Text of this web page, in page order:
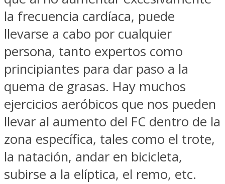
la frecuencia cardíaca, puede
llevarse a cabo por cualquier
persona, tanto expertos como
principiantes para dar paso a la
quema de grasas. Hay muchos
ejercicios aeróbicos que nos pueden
llevar al aumento del FC dentro de la
zona específica, tales como el trote,
la natación, andar en bicicleta,
subirse a la elíptica, el remo, etc.